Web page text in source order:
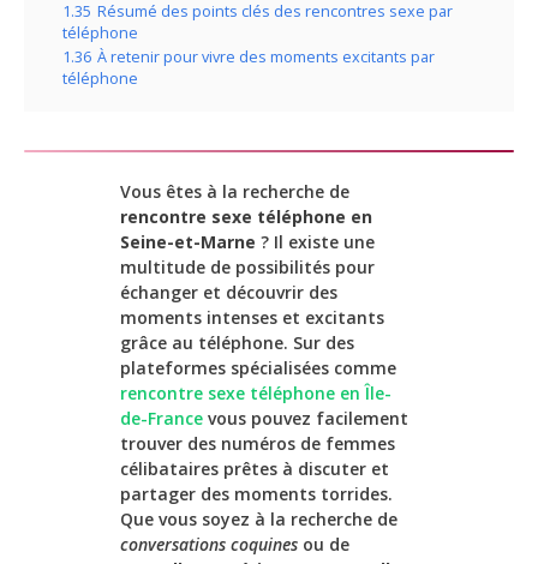
1.35 Résumé des points clés des rencontres sexe par
téléphone
1.36 À retenir pour vivre des moments excitants par
téléphone
Vous êtes à la recherche de
rencontre sexe téléphone en
Seine-et-Marne ? Il existe une
multitude de possibilités pour
échanger et découvrir des
moments intenses et excitants
grâce au téléphone. Sur des
plateformes spécialisées comme
rencontre sexe téléphone en Île-
de-France vous pouvez facilement
trouver des numéros de femmes
célibataires prêtes à discuter et
partager des moments torrides.
Que vous soyez à la recherche de
conversations coquines ou de